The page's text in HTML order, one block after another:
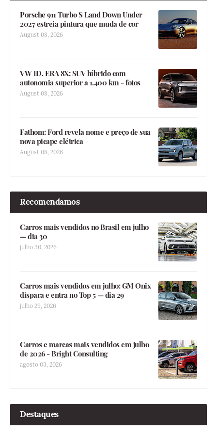
Porsche 911 Turbo S Land Down Under
2027 estreia pintura que muda de cor
August 08, 2026
VW ID. ERA 8X: SUV híbrido com
autonomia superior a 1.400 km - fotos
August 08, 2026
Fathom: Ford revela nome e preço de sua
nova picape elétrica
August 08, 2026
Recomendamos
Carros mais vendidos no Brasil em julho
— dia 30
julho 30, 2026
Carros mais vendidos em julho: GM Onix
dispara e entra no Top 5 — dia 29
julho 29, 2026
Carros e marcas mais vendidos em julho
de 2026 - Bright Consulting
agosto 03, 2026
Destaques